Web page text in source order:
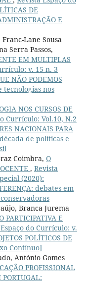
DE
E
Lane Sousa
Serra Passos,
EM MULTIPLAS
v. 15 n. 3
NÃO PODEMOS
tecnologias nos
NOS CURSOS DE
Currículo: Vol.10, N.2
NACIONAIS PARA
de políticas e
Coimbra, O
, Revista
(2020):
debates em
Branca Jurema
PARTICIPATIVA E
do Currículo: v.
POLÍTICOS DE
Contínuo]
António Gomes
PROFISSIONAL